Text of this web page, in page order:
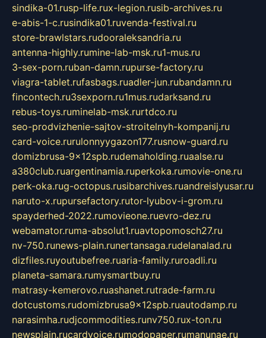
sindika-01.rusp-life.rux-legion.rusib-archives.ru
e-abis-1-c.rusindika01.ruvenda-festival.ru
store-brawlstars.rudooraleksandria.ru
antenna-highly.rumine-lab-msk.ru1-mus.ru
3-sex-porn.ruban-damn.rupurse-factory.ru
viagra-tablet.rufasbags.ruadler-jun.rubandamn.ru
fincontech.ru3sexporn.ru1mus.rudarksand.ru
rebus-toys.ruminelab-msk.rurtdco.ru
seo-prodvizhenie-sajtov-stroitelnyh-kompanij.ru
card-voice.rurulonnyygazon177.rusnow-guard.ru
domizbrusa-9x12spb.rudemaholding.ruaalse.ru
a380club.ruargentinamia.ruperkoka.rumovie-one.ru
perk-oka.rug-octopus.rusibarchives.ruandreislyusar.ru
naruto-x.rupursefactory.rutor-lyubov-i-grom.ru
spayderhed-2022.rumovieone.ruevro-dez.ru
webamator.ruma-absolut1.ruavtopomosch27.ru
nv-750.runews-plain.runertansaga.rudelanalad.ru
dizfiles.ruyoutubefree.ruaria-family.ruroadli.ru
planeta-samara.rumysmartbuy.ru
matrasy-kemerovo.ruashanet.rutrade-farm.ru
dotcustoms.rudomizbrusa9x12spb.ruautodamp.ru
narasimha.rudjcommodities.runv750.rux-ton.ru
newsplain.rucardvoice.rumodopaper.rumanunae.ru